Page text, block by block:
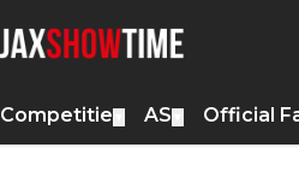
Competitie AS Official